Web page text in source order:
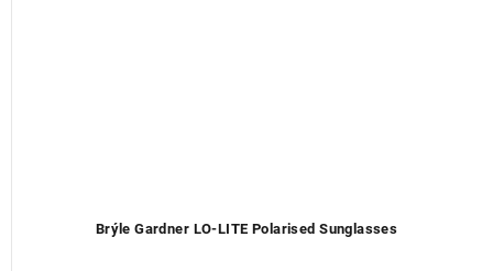
Brýle Gardner LO-LITE Polarised Sunglasses